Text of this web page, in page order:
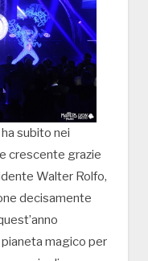
subito nei
crescente grazie
Walter Rolfo,
decisamente
magico per